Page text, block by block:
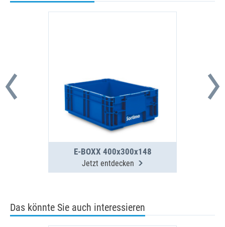
E-BOXX 400x300x148
Jetzt entdecken
Das könnte Sie auch interessieren